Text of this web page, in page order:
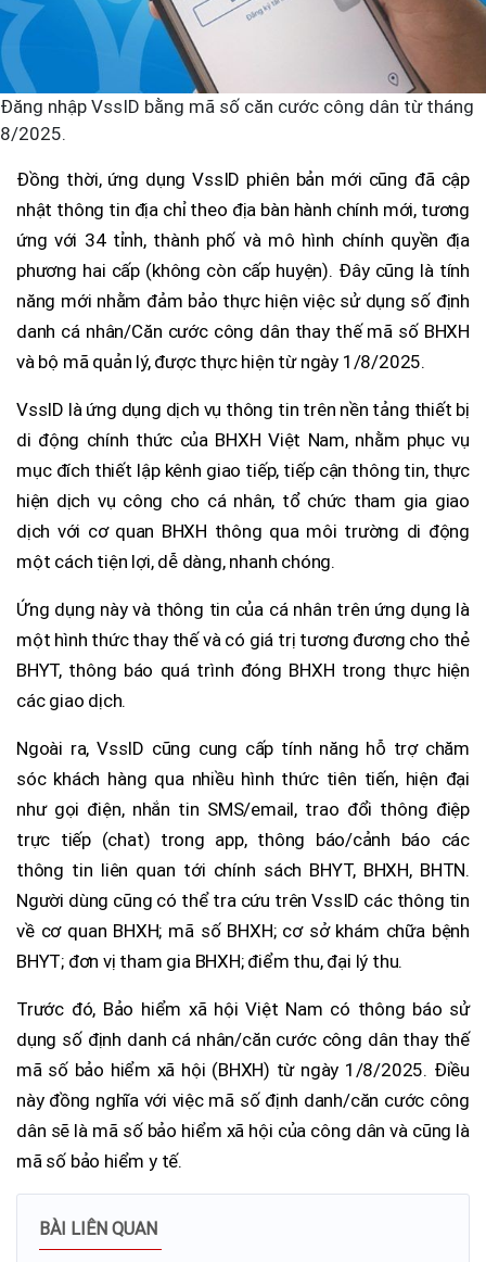
Đăng nhập VssID bằng mã số căn cước công dân từ tháng
8/2025.
Đồng thời, ứng dụng VssID phiên bản mới cũng đã cập
nhật thông tin địa chỉ theo địa bàn hành chính mới, tương
ứng với 34 tỉnh, thành phố và mô hình chính quyền địa
phương hai cấp (không còn cấp huyện). Đây cũng là tính
năng mới nhằm đảm bảo thực hiện việc sử dụng số định
danh cá nhân/Căn cước công dân thay thế mã số BHXH
và bộ mã quản lý, được thực hiện từ ngày 1/8/2025.
VssID là ứng dụng dịch vụ thông tin trên nền tảng thiết bị
di động chính thức của BHXH Việt Nam, nhằm phục vụ
mục đích thiết lập kênh giao tiếp, tiếp cận thông tin, thực
hiện dịch vụ công cho cá nhân, tổ chức tham gia giao
dịch với cơ quan BHXH thông qua môi trường di động
một cách tiện lợi, dễ dàng, nhanh chóng.
Ứng dụng này và thông tin của cá nhân trên ứng dụng là
một hình thức thay thế và có giá trị tương đương cho thẻ
BHYT, thông báo quá trình đóng BHXH trong thực hiện
các giao dịch.
Ngoài ra, VssID cũng cung cấp tính năng hỗ trợ chăm
sóc khách hàng qua nhiều hình thức tiên tiến, hiện đại
như gọi điện, nhắn tin SMS/email, trao đổi thông điệp
trực tiếp (chat) trong app, thông báo/cảnh báo các
thông tin liên quan tới chính sách BHYT, BHXH, BHTN.
Người dùng cũng có thể tra cứu trên VssID các thông tin
về cơ quan BHXH; mã số BHXH; cơ sở khám chữa bệnh
BHYT; đơn vị tham gia BHXH; điểm thu, đại lý thu.
Trước đó, Bảo hiểm xã hội Việt Nam có thông báo sử
dụng số định danh cá nhân/căn cước công dân thay thế
mã số bảo hiểm xã hội (BHXH) từ ngày 1/8/2025. Điều
này đồng nghĩa với việc mã số định danh/căn cước công
dân sẽ là mã số bảo hiểm xã hội của công dân và cũng là
mã số bảo hiểm y tế.
BÀI LIÊN QUAN